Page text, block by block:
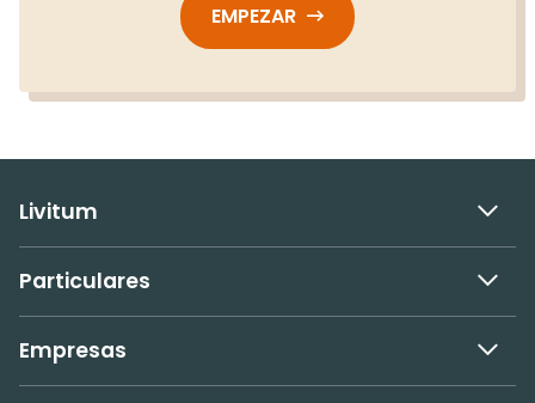
EMPEZAR
Livitum
Particulares
Empresas